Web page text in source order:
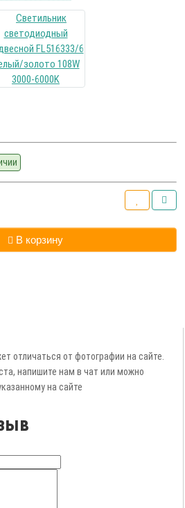
В корзину
отличаться от фотографии на сайте.
напишите нам в чат или можно
на сайте